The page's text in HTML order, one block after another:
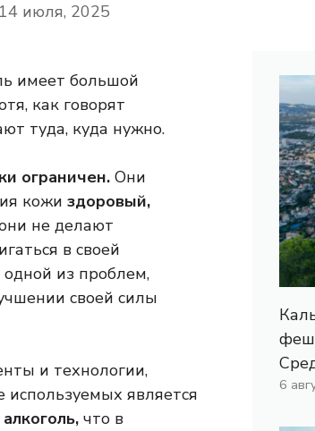
14 июля, 2025
имеет большой
как говорят
туда, куда нужно.
ограничен. Они
кожи здоровый,
не делают
в своей
из проблем,
своей силы
и технологии,
является
что в
6